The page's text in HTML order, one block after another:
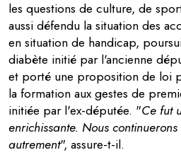
les questions de culture, de
aussi défendu la situation des
en situation de handicap,
diabète initié par l'ancienne
et porté une proposition de loi
la formation aux gestes de
initiée par l'ex-députée. "Ce fut
enrichissante. Nous
autrement", assure-t-il.